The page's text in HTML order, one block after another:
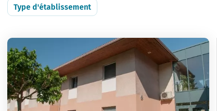
Type d'établissement